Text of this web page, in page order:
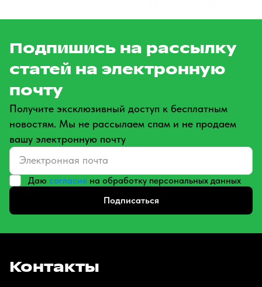
Подпишись на рассылку
статей на электронную
почту
Получите эксклюзивный доступ к бесплатным
новостям. Мы не рассылаем спам и не продаем
вашу электронную почту
Даю согласие на обработку персональных данных
Подписаться
Контакты